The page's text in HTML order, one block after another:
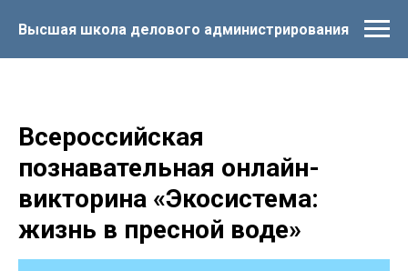
Высшая школа делового администрирования
Всероссийская
познавательная онлайн-
викторина «Экосистема:
жизнь в пресной воде»